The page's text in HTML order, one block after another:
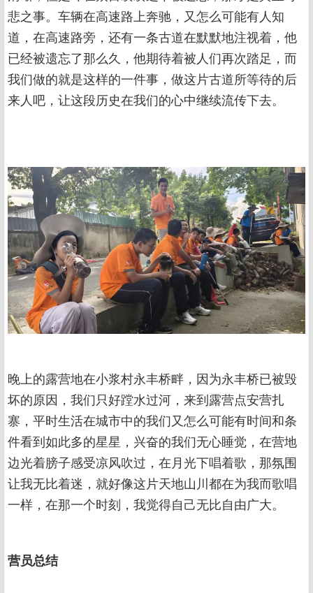
悲之事。车辆在高速路上奔驰，又怎么可能有人知
道，在高速路旁，还有一条古道在默默地注视着，他
已经被遗忘了那么久，他期待着被人们再次踏足，而
我们做的就是这样的一件事，做这片古道所等待的后
来人吧，让这段历史在我们的心中继续流传下去。
晚上的露营地在小浆村永丰桥畔，因为永丰桥已被毁
坏的原因，我们只好蹚水过河，来到露营点安营扎
寨，平时生活在城市中的我们又怎么可能有时间和条
件看到如此多的星星，兴奋的我们无心睡觉，在营地
边光着膀子感受凉风吹过，在月光下唱着歌，那氛围
让我无比着迷，就好像这片天地山川都在为我而歌唱
一样，在那一个时刻，我觉得自己无比自由广大。
营员总结